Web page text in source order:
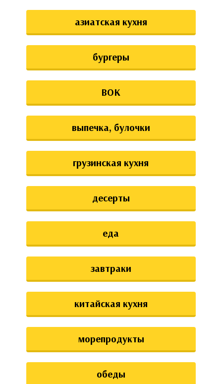
азиатская кухня
бургеры
ВОК
выпечка, булочки
грузинская кухня
десерты
еда
завтраки
китайская кухня
морепродукты
обеды